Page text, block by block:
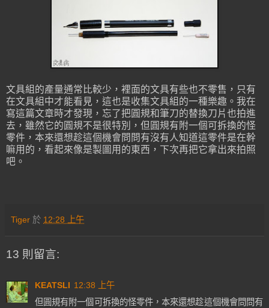
文具組的產量通常比較少，裡面的文具有些也不零售，只有
在文具組中才能看見，這也是收集文具組的一種樂趣。我在
寫這篇文章時才發現，忘了把圓規和筆刀的替換刀片也拍進
去，雖然它的圓規不是很特別，但圓規有附一個可拆換的怪
零件，本來還想趁這個機會問問有沒有人知道這零件是在幹
嘛用的，看起來像是製圖用的東西，下次再把它拿出來拍照
吧。
Tiger 於 12:28 上午
13 則留言:
KEATSLI 12:38 上午
但圓規有附一個可拆換的怪零件，本來還想趁這個機會問問有